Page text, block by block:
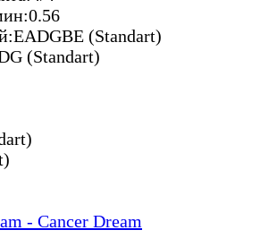
0.56
EADGBE (Standart)
(Standart)
- Cancer Dream